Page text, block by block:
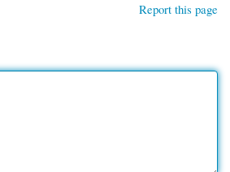
Report this page